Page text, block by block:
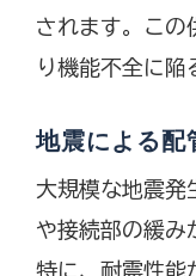
されます。この
り機能不全に陥
地震による配
大規模な地震発
や接続部の緩み
特に、耐震性能